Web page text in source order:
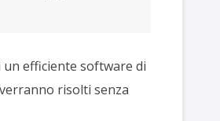
efficiente software di
risolti senza